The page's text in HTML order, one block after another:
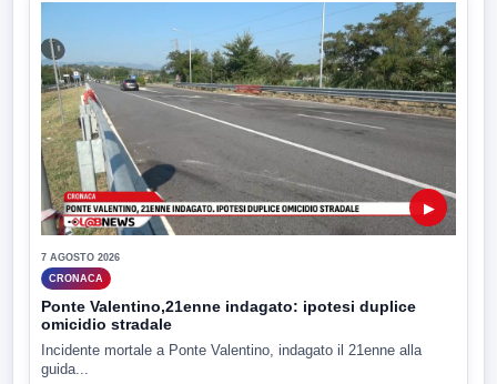
▶
7 AGOSTO 2026
CRONACA
Ponte Valentino,21enne indagato: ipotesi duplice
omicidio stradale
Incidente mortale a Ponte Valentino, indagato il 21enne alla
guida...